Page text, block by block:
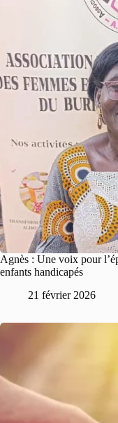
Agnès : Une voix pour
enfants handicapés
21 février 2026